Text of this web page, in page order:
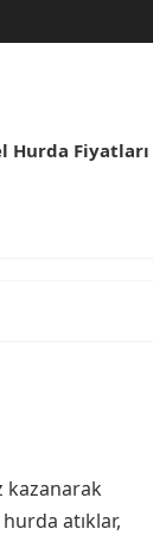
Hurda Fiyatları
kazanarak
atıklar,